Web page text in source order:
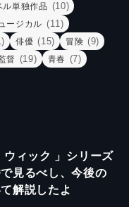
ル単独作品 (10)
ージカル (11)
俳優 (15) 冒険 (9)
督 (19) 青春 (7)
ウィック 」シリーズ
見るべし、今後の
解説したよ